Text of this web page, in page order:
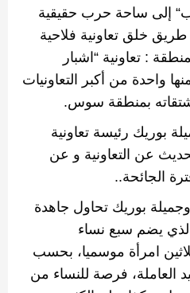
“ إلى ساحة حرب حقيقية
و التهميش‫، عن طريق خلق تعاونية فلاحية
: تعاونية “ اشبار
واحدة من أكبر التعاونيات
بمنطقة سوس.
بوريك رئيسة تعاونية
عن التعاونية و عن
الجائحة‫..
وجميلة بوريك تحاول جاهدة
يضم سبع نساء
امرأة موسميا، بحسب
العاملة، فرصة للنساء من